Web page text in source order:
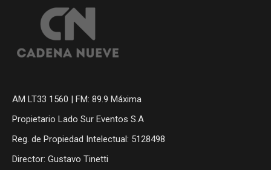
AM LT33 1560 | FM: 89.9 Máxima
Propietario Lado Sur Eventos S.A
Reg. de Propiedad Intelectual: 5128498
Director: Gustavo Tinetti